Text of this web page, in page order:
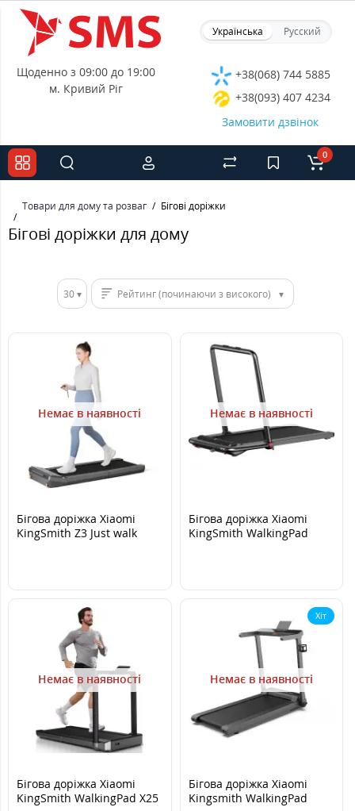
Українська Русский
Щоденно з 09:00 до 19:00
м. Кривий Ріг
+38(068) 744 5885
+38(093) 407 4234
Замовити дзвінок
0
Товари для дому та розваг Бігові доріжки
Бігові доріжки для дому
30 Рейтинг (починаючи з високого)
Немає в наявності
Бігова доріжка Xiaomi
KingSmith Z3 Just walk
Немає в наявності
Бігова доріжка Xiaomi
KingSmith WalkingPad
Немає в наявності
Бігова доріжка Xiaomi
KingSmith WalkingPad X25
Хіт
Немає в наявності
Бігова доріжка Xiaomi
Kingsmith WalkingPad